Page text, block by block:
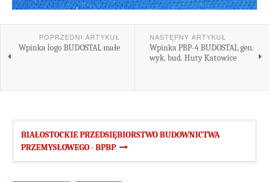
POPRZEDNI ARTYKUŁ
Wpinka logo BUDOSTAL małe
NASTĘPNY ARTYKUŁ
Wpinka PBP-4 BUDOSTAL gen.
wyk. bud. Huty Katowice
BIAŁOSTOCKIE PRZEDSIĘBIORSTWO BUDOWNICTWA
PRZEMYSŁOWEGO - BPBP